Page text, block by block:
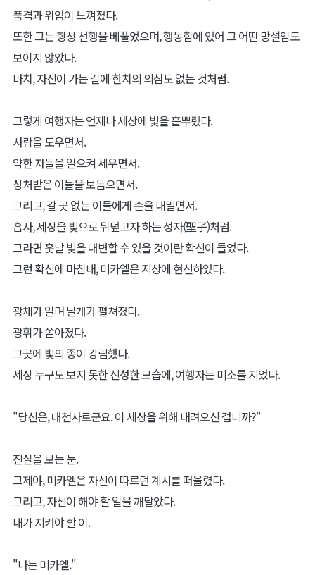
품격과 위엄이 느껴졌다.
또한 그는 항상 선행을 베풀었으며, 행동함에 있어 그 어떤 망설임도
보이지 않았다.
마치, 자신이 가는 길에 한치의 의심도 없는 것처럼.
그렇게 여행자는 언제나 세상에 빛을 흩뿌렸다.
사람을 도우면서.
약한 자들을 일으켜 세우면서.
상처받은 이들을 보듬으면서.
그리고, 갈 곳 없는 이들에게 손을 내밀면서.
흡사, 세상을 빛으로 뒤덮고자 하는 성자(聖子)처럼.
그라면 훗날 빛을 대변할 수 있을 것이란 확신이 들었다.
그런 확신에 마침내, 미카엘은 지상에 현신하였다.
광채가 일며 날개가 펼쳐졌다.
광휘가 쏟아졌다.
그곳에 빛의 종이 강림했다.
세상 누구도 보지 못한 신성한 모습에, 여행자는 미소를 지었다.
"당신은, 대천사로군요. 이 세상을 위해 내려오신 겁니까?"
진실을 보는 눈.
그제야, 미카엘은 자신이 따르던 계시를 떠올렸다.
그리고, 자신이 해야 할 일을 깨달았다.
내가 지켜야 할 이.
"나는 미카엘."